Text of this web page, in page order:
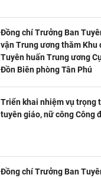
Đồng chí Trưởng Ban
vận Trung ương thăm Khu
Tuyên huấn Trung ương
Đồn Biên phòng Tân Phú
Triển khai nhiệm vụ trọng
tuyên giáo, nữ công Công
Đồng chí Trưởng Ban